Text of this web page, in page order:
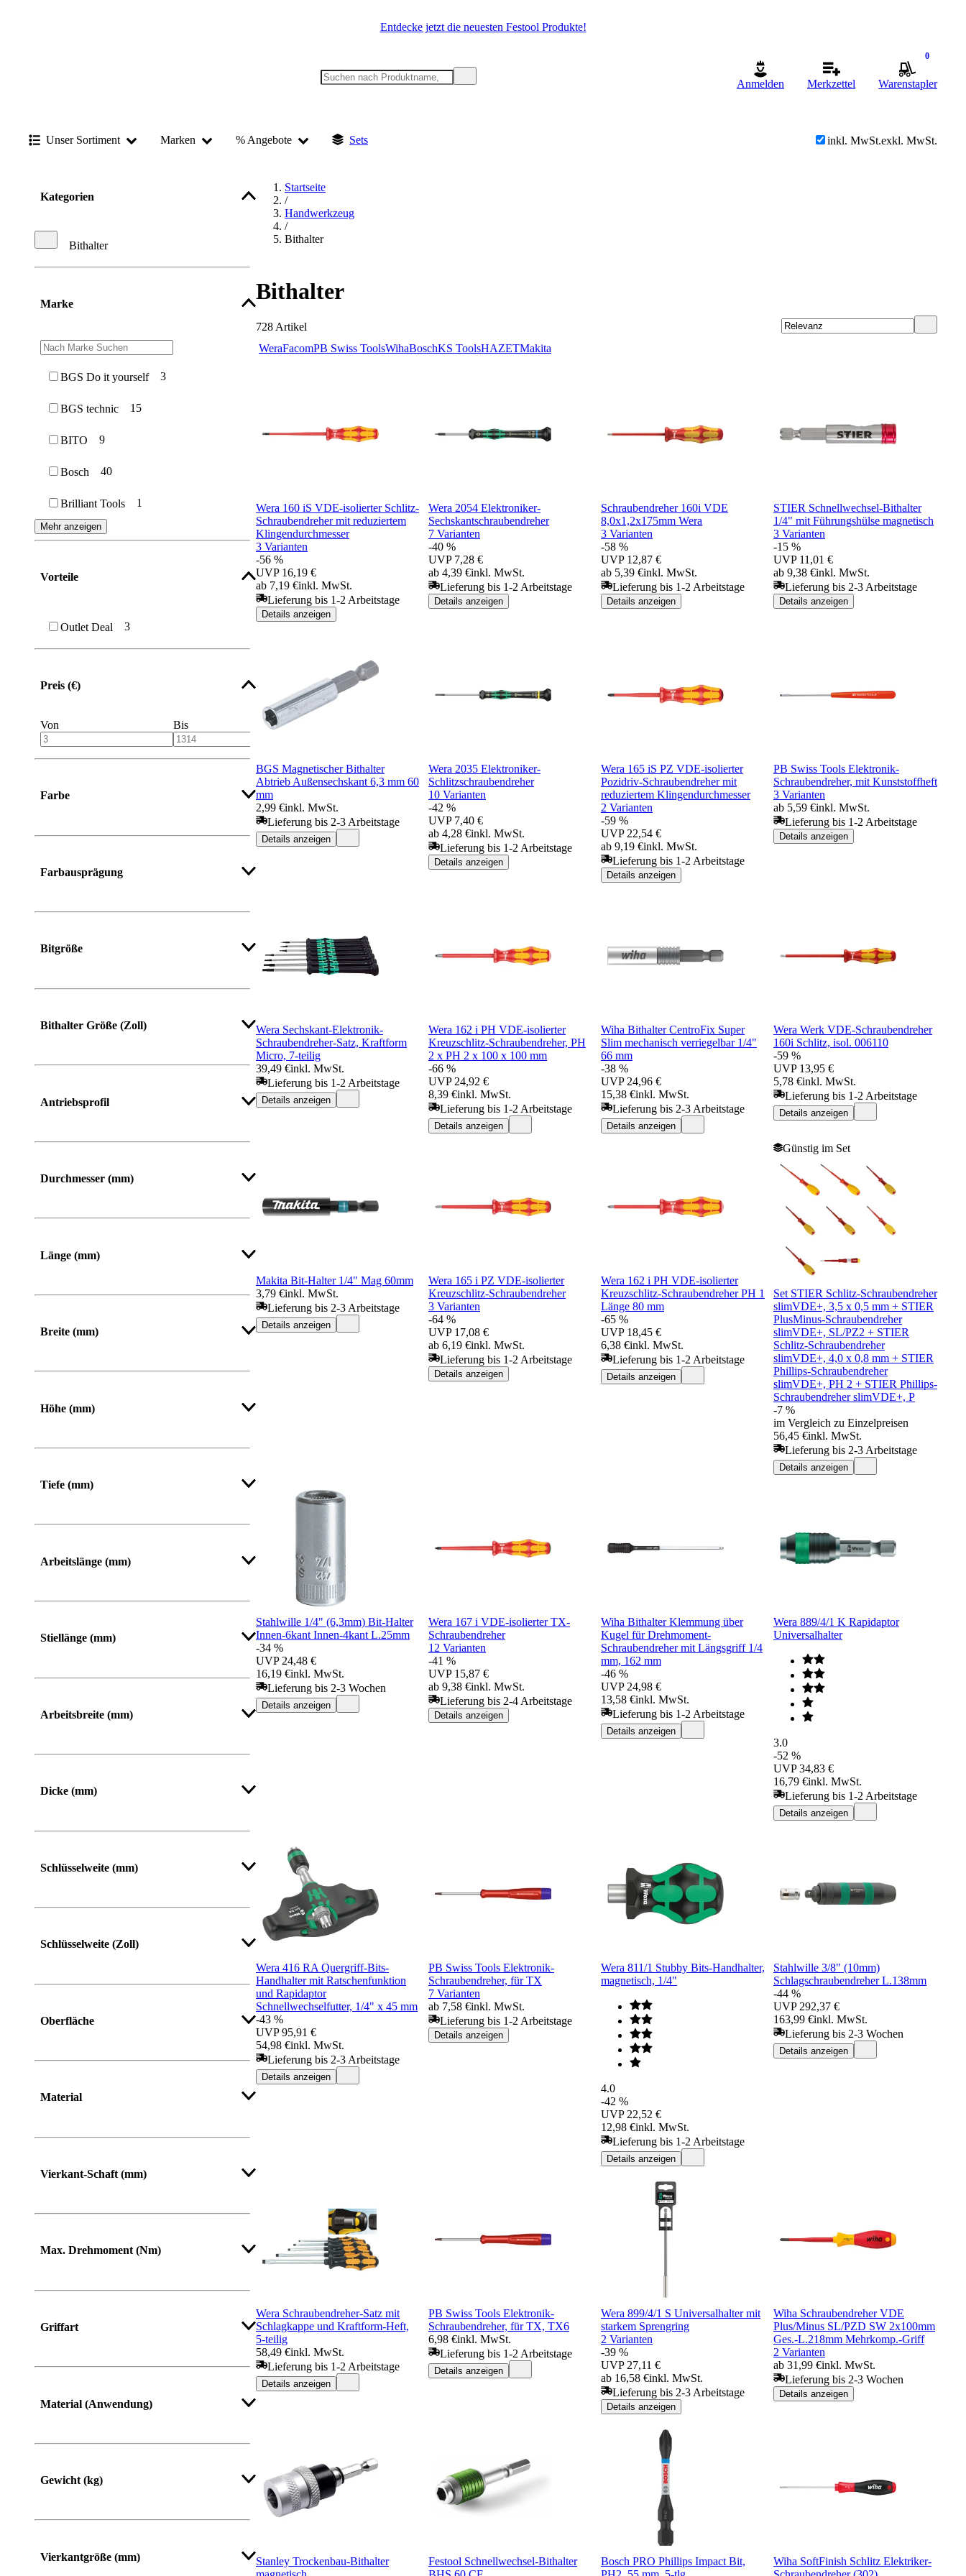
Entdecke jetzt die neuesten Festool Produkte!
Anmelden Merkzettel
0
Warenstapler
Unser Sortiment Marken % Angebote Sets inkl. MwSt.exkl. MwSt.
Kategorien
Bithalter
Marke
BGS Do it yourself 3
BGS technic 15
BITO 9
Bosch 40
Brilliant Tools 1
Mehr anzeigen
Vorteile
Outlet Deal 3
Preis (€)
Von Bis
Farbe
Farbausprägung
Bitgröße
Bithalter Größe (Zoll)
Antriebsprofil
Durchmesser (mm)
Länge (mm)
Von Bis
Breite (mm)
Von Bis
Höhe (mm)
Von Bis
Tiefe (mm)
Arbeitslänge (mm)
Stiellänge (mm)
Arbeitsbreite (mm)
Dicke (mm)
Schlüsselweite (mm)
Schlüsselweite (Zoll)
Oberfläche
Material
Vierkant-Schaft (mm)
Max. Drehmoment (Nm)
Griffart
Material (Anwendung)
Gewicht (kg)
Vierkantgröße (mm)
Startseite
/
Handwerkzeug
/
Bithalter
Bithalter
728 Artikel
WeraFacomPB Swiss ToolsWihaBoschKS ToolsHAZETMakita
Wera 160 iS VDE-isolierter Schlitz-
Schraubendreher mit reduziertem
Klingendurchmesser
3 Varianten
-56 %
UVP 16,19 €
ab 7,19 €inkl. MwSt.
Lieferung bis 1-2 Arbeitstage
Details anzeigen
Wera 2054 Elektroniker-
Sechskantschraubendreher
7 Varianten
-40 %
UVP 7,28 €
ab 4,39 €inkl. MwSt.
Lieferung bis 1-2 Arbeitstage
Details anzeigen
Schraubendreher 160i VDE
8,0x1,2x175mm Wera
3 Varianten
-58 %
UVP 12,87 €
ab 5,39 €inkl. MwSt.
Lieferung bis 1-2 Arbeitstage
Details anzeigen
STIER Schnellwechsel-Bithalter
1/4" mit Führungshülse magnetisch
3 Varianten
-15 %
UVP 11,01 €
ab 9,38 €inkl. MwSt.
Lieferung bis 2-3 Arbeitstage
Details anzeigen
BGS Magnetischer Bithalter
Abtrieb Außensechskant 6,3 mm 60
mm
2,99 €inkl. MwSt.
Lieferung bis 2-3 Arbeitstage
Details anzeigen
Wera 2035 Elektroniker-
Schlitzschraubendreher
10 Varianten
-42 %
UVP 7,40 €
ab 4,28 €inkl. MwSt.
Lieferung bis 1-2 Arbeitstage
Details anzeigen
Wera 165 iS PZ VDE-isolierter
Pozidriv-Schraubendreher mit
reduziertem Klingendurchmesser
2 Varianten
-59 %
UVP 22,54 €
ab 9,19 €inkl. MwSt.
Lieferung bis 1-2 Arbeitstage
Details anzeigen
PB Swiss Tools Elektronik-
Schraubendreher, mit Kunststoffheft
3 Varianten
ab 5,59 €inkl. MwSt.
Lieferung bis 1-2 Arbeitstage
Details anzeigen
Wera Sechskant-Elektronik-
Schraubendreher-Satz, Kraftform
Micro, 7-teilig
39,49 €inkl. MwSt.
Lieferung bis 1-2 Arbeitstage
Details anzeigen
Wera 162 i PH VDE-isolierter
Kreuzschlitz-Schraubendreher, PH
2 x PH 2 x 100 x 100 mm
-66 %
UVP 24,92 €
8,39 €inkl. MwSt.
Lieferung bis 1-2 Arbeitstage
Details anzeigen
Wiha Bithalter CentroFix Super
Slim mechanisch verriegelbar 1/4"
66 mm
-38 %
UVP 24,96 €
15,38 €inkl. MwSt.
Lieferung bis 2-3 Arbeitstage
Details anzeigen
Wera Werk VDE-Schraubendreher
160i Schlitz, isol. 006110
-59 %
UVP 13,95 €
5,78 €inkl. MwSt.
Lieferung bis 1-2 Arbeitstage
Details anzeigen
Makita Bit-Halter 1/4" Mag 60mm
3,79 €inkl. MwSt.
Lieferung bis 2-3 Arbeitstage
Details anzeigen
Wera 165 i PZ VDE-isolierter
Kreuzschlitz-Schraubendreher
3 Varianten
-64 %
UVP 17,08 €
ab 6,19 €inkl. MwSt.
Lieferung bis 1-2 Arbeitstage
Details anzeigen
Wera 162 i PH VDE-isolierter
Kreuzschlitz-Schraubendreher PH 1
Länge 80 mm
-65 %
UVP 18,45 €
6,38 €inkl. MwSt.
Lieferung bis 1-2 Arbeitstage
Details anzeigen
Günstig im Set
Set STIER Schlitz-Schraubendreher
slimVDE+, 3,5 x 0,5 mm + STIER
PlusMinus-Schraubendreher
slimVDE+, SL/PZ2 + STIER
Schlitz-Schraubendreher
slimVDE+, 4,0 x 0,8 mm + STIER
Phillips-Schraubendreher
slimVDE+, PH 2 + STIER Phillips-
Schraubendreher slimVDE+, P
-7 %
im Vergleich zu Einzelpreisen
56,45 €inkl. MwSt.
Lieferung bis 2-3 Arbeitstage
Details anzeigen
Stahlwille 1/4" (6,3mm) Bit-Halter
Innen-6kant Innen-4kant L.25mm
-34 %
UVP 24,48 €
16,19 €inkl. MwSt.
Lieferung bis 2-3 Wochen
Details anzeigen
Wera 167 i VDE-isolierter TX-
Schraubendreher
12 Varianten
-41 %
UVP 15,87 €
ab 9,38 €inkl. MwSt.
Lieferung bis 2-4 Arbeitstage
Details anzeigen
Wiha Bithalter Klemmung über
Kugel für Drehmoment-
Schraubendreher mit Längsgriff 1/4
mm, 162 mm
-46 %
UVP 24,98 €
13,58 €inkl. MwSt.
Lieferung bis 1-2 Arbeitstage
Details anzeigen
Wera 889/4/1 K Rapidaptor
Universalhalter
3.0
-52 %
UVP 34,83 €
16,79 €inkl. MwSt.
Lieferung bis 1-2 Arbeitstage
Details anzeigen
Wera 416 RA Quergriff-Bits-
Handhalter mit Ratschenfunktion
und Rapidaptor
Schnellwechselfutter, 1/4" x 45 mm
-43 %
UVP 95,91 €
54,98 €inkl. MwSt.
Lieferung bis 2-3 Arbeitstage
Details anzeigen
PB Swiss Tools Elektronik-
Schraubendreher, für TX
7 Varianten
ab 7,58 €inkl. MwSt.
Lieferung bis 1-2 Arbeitstage
Details anzeigen
Wera 811/1 Stubby Bits-Handhalter,
magnetisch, 1/4"
4.0
-42 %
UVP 22,52 €
12,98 €inkl. MwSt.
Lieferung bis 1-2 Arbeitstage
Details anzeigen
Stahlwille 3/8" (10mm)
Schlagschraubendreher L.138mm
-44 %
UVP 292,37 €
163,99 €inkl. MwSt.
Lieferung bis 2-3 Wochen
Details anzeigen
Wera Schraubendreher-Satz mit
Schlagkappe und Kraftform-Heft,
5-teilig
58,49 €inkl. MwSt.
Lieferung bis 1-2 Arbeitstage
Details anzeigen
PB Swiss Tools Elektronik-
Schraubendreher, für TX, TX6
6,98 €inkl. MwSt.
Lieferung bis 1-2 Arbeitstage
Details anzeigen
Wera 899/4/1 S Universalhalter mit
starkem Sprengring
2 Varianten
-39 %
UVP 27,11 €
ab 16,58 €inkl. MwSt.
Lieferung bis 2-3 Arbeitstage
Details anzeigen
Wiha Schraubendreher VDE
Plus/Minus SL/PZD SW 2x100mm
Ges.-L.218mm Mehrkomp.-Griff
2 Varianten
ab 31,99 €inkl. MwSt.
Lieferung bis 2-3 Wochen
Details anzeigen
Stanley Trockenbau-Bithalter
Festool Schnellwechsel-Bithalter
Bosch PRO Phillips Impact Bit,
Wiha SoftFinish Schlitz Elektriker-